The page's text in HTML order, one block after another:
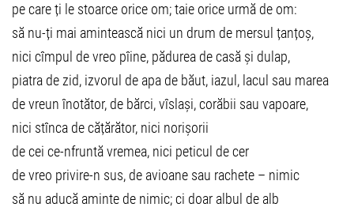
pe care ți le stoarce orice om; taie orice urmă de om:
să nu-ți mai amintească nici un drum de mersul țanțoș,
nici cîmpul de vreo pîine, pădurea de casă și dulap,
piatra de zid, izvorul de apa de băut, iazul, lacul sau marea
de vreun înotător, de bărci, vîslași, corăbii sau vapoare,
nici stînca de cățărător, nici norișorii
de cei ce-nfruntă vremea, nici peticul de cer
de vreo privire-n sus, de avioane sau rachete – nimic
să nu aducă aminte de nimic; ci doar albul de alb